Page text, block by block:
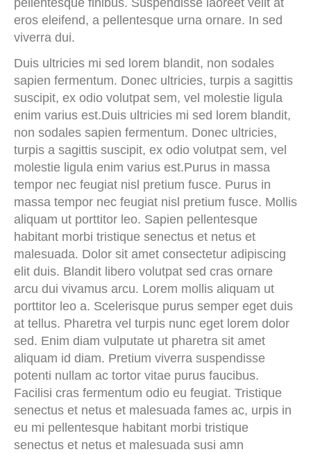
eros eleifend, a pellentesque urna ornare. In sed
viverra dui.
Duis ultricies mi sed lorem blandit, non sodales
sapien fermentum. Donec ultricies, turpis a sagittis
suscipit, ex odio volutpat sem, vel molestie ligula
enim varius est.Duis ultricies mi sed lorem blandit,
non sodales sapien fermentum. Donec ultricies,
turpis a sagittis suscipit, ex odio volutpat sem, vel
molestie ligula enim varius est.Purus in massa
tempor nec feugiat nisl pretium fusce. Purus in
massa tempor nec feugiat nisl pretium fusce. Mollis
aliquam ut porttitor leo. Sapien pellentesque
habitant morbi tristique senectus et netus et
malesuada. Dolor sit amet consectetur adipiscing
elit duis. Blandit libero volutpat sed cras ornare
arcu dui vivamus arcu. Lorem mollis aliquam ut
porttitor leo a. Scelerisque purus semper eget duis
at tellus. Pharetra vel turpis nunc eget lorem dolor
sed. Enim diam vulputate ut pharetra sit amet
aliquam id diam. Pretium viverra suspendisse
potenti nullam ac tortor vitae purus faucibus.
Facilisi cras fermentum odio eu feugiat. Tristique
senectus et netus et malesuada fames ac, urpis in
eu mi pellentesque habitant morbi tristique
senectus et netus et malesuada susi amn